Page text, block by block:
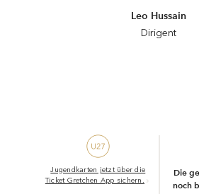
Leo Hussain
Dirigent
Jugendkarten jetzt über die
Ticket Gretchen App sichern.
Die
noch